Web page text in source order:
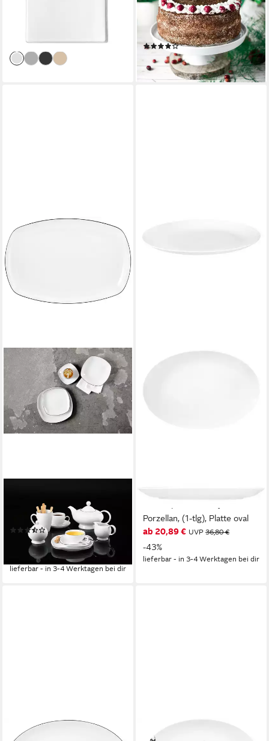
lieferbar - in 2-3 Werktagen bei dir
Tortenplatte ⌀30cm aus
Porzellan Tortenständer
Kuchenplatte, Porzellan
(10)
20,99 €
lieferbar - in 3-4 Werktagen bei dir
Servierplatte Lido Black Line,
Porzellan, (1-tlg), Platte eckig
(5)
ab 24,19 € UVP 50,00 €
lieferbar - in 3-4 Werktagen bei dir
Porzellan, (1-tlg), Platte oval
ab 20,89 € UVP 36,80 €
-43%
lieferbar - in 3-4 Werktagen bei dir